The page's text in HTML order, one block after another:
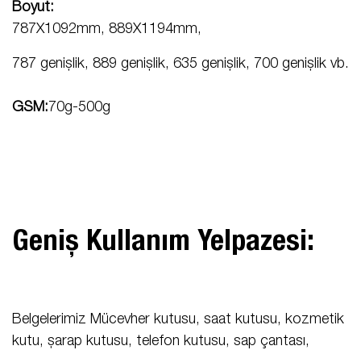
Boyut:
787X1092mm, 889X1194mm,
787 genişlik, 889 genişlik, 635 genişlik, 700 genişlik vb.
GSM:70g-500g
Geniş Kullanım Yelpazesi:
Belgelerimiz Mücevher kutusu, saat kutusu, kozmetik
kutu, şarap kutusu, telefon kutusu, sap çantası,